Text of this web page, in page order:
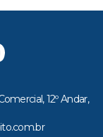
12º Andar,